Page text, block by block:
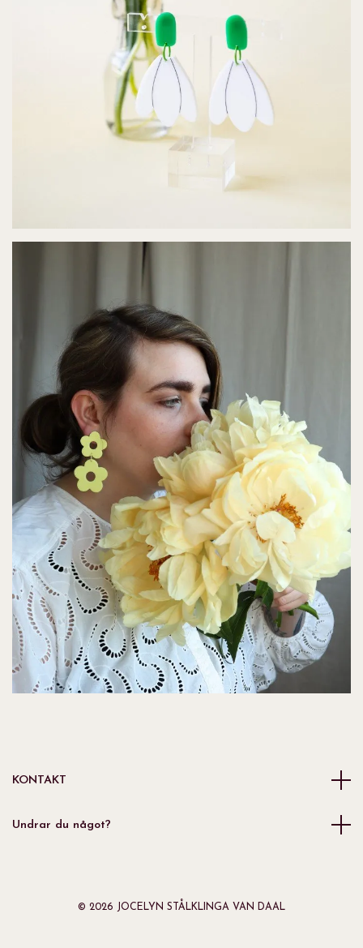
KONTAKT
Undrar du något?
© 2026 JOCELYN STÅLKLINGA VAN DAAL